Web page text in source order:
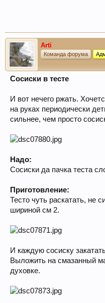
Arti
Команда форума
Сосиски в тесте
И вот нечего ржать.
на руках периодически
сильнее, чем просто
Надо:
Сосиски да пачка теста
Приготовление:
Тесто чуть раскатать, не
шириной см 2.
И каждую сосиску
Выложить на смазанный
духовке.